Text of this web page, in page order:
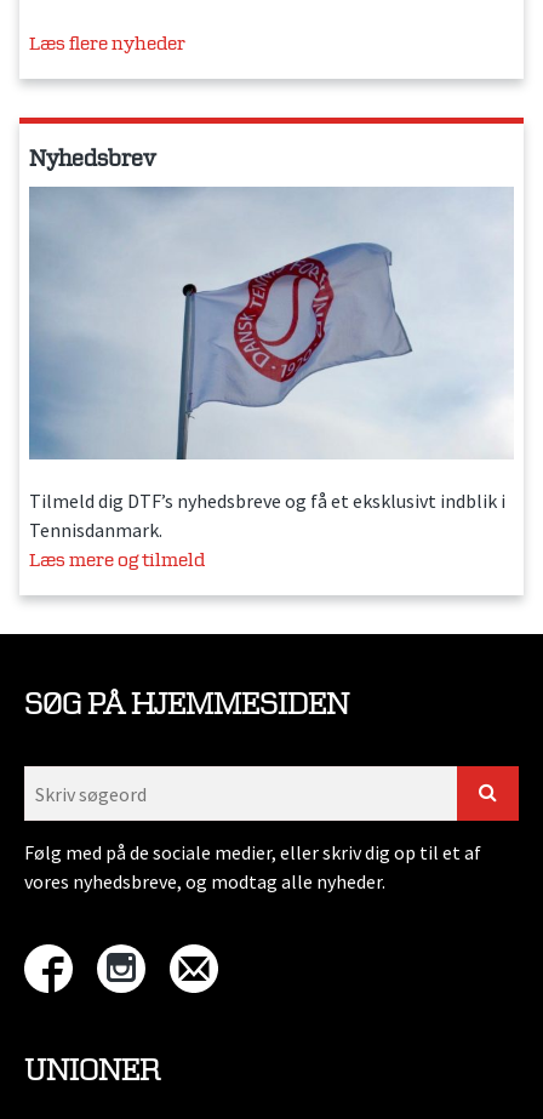
Læs flere nyheder
Nyhedsbrev
Tilmeld dig DTF’s nyhedsbreve og få et eksklusivt indblik i
Tennisdanmark.
Læs mere og tilmeld
SØG PÅ HJEMMESIDEN
Følg med på de sociale medier, eller skriv dig op til et af
vores nyhedsbreve, og modtag alle nyheder.
UNIONER